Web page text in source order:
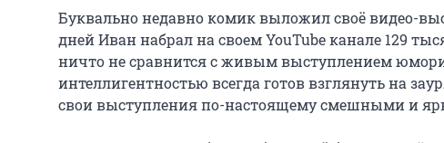
Буквально недавно комик выложил своё видео-
дней Иван набрал на своем YouTube канале 129
ничто не сравнится с живым выступлением
интеллигентностью всегда готов взглянуть на
свои выступления по-настоящему смешными и